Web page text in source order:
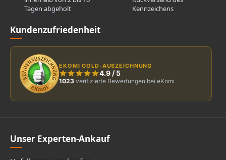
Tagen abgeholt
Kennzeichens
Kundenzufriedenheit
EKOMI GOLD-AUSZEICHNUNG
4.9 /5
1023 verifizierte Bewertungen bei eKomi
Unser Experten-Ankauf